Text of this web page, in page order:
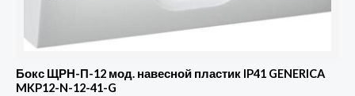
Бокс ЩРН-П-12 мод. навесной пластик IP41 GENERICA
MKP12-N-12-41-G